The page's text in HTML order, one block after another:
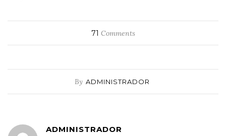
71 Comments
By ADMINISTRADOR
ADMINISTRADOR